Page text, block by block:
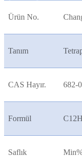
Ürün No.
Tanım
CAS Hayır. 682-
Formül
Saflık